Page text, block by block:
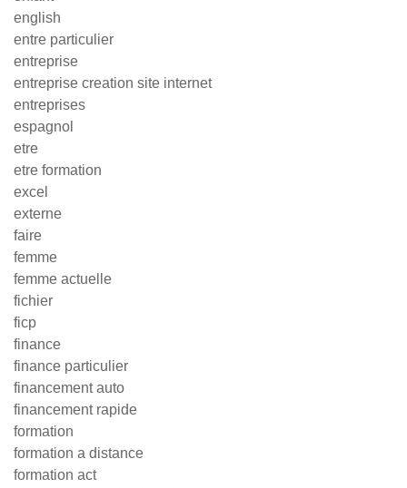
english
entre particulier
entreprise
entreprise creation site internet
entreprises
espagnol
etre
etre formation
excel
externe
faire
femme
femme actuelle
fichier
ficp
finance
finance particulier
financement auto
financement rapide
formation
formation a distance
formation act